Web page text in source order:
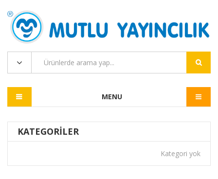
MENU
KATEGORILER
Kategori yok